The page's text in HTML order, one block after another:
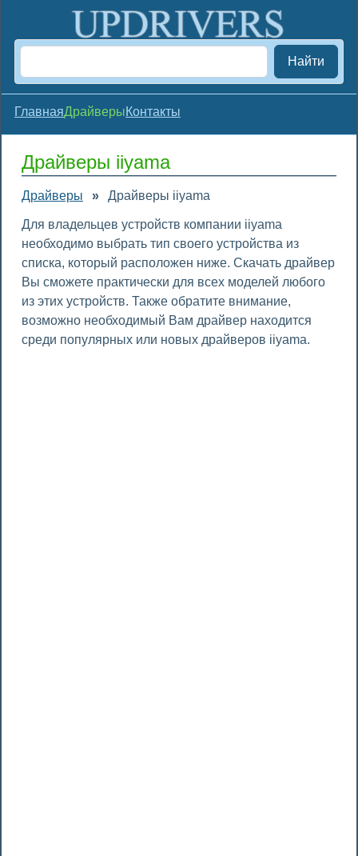
Найти
ГлавнаяДрайверыКонтакты
Драйверы iiyama
Драйверы » Драйверы iiyama
Для владельцев устройств компании iiyama
необходимо выбрать тип своего устройства из
списка, который расположен ниже. Скачать драйвер
Вы сможете практически для всех моделей любого
из этих устройств. Также обратите внимание,
возможно необходимый Вам драйвер находится
среди популярных или новых драйверов iiyama.